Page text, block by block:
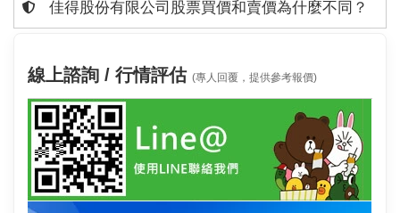
佳得股份有限公司股票買價和賣價為什麼不同？
線上諮詢 / 行情評估 (專人回覆，提供參考報價)